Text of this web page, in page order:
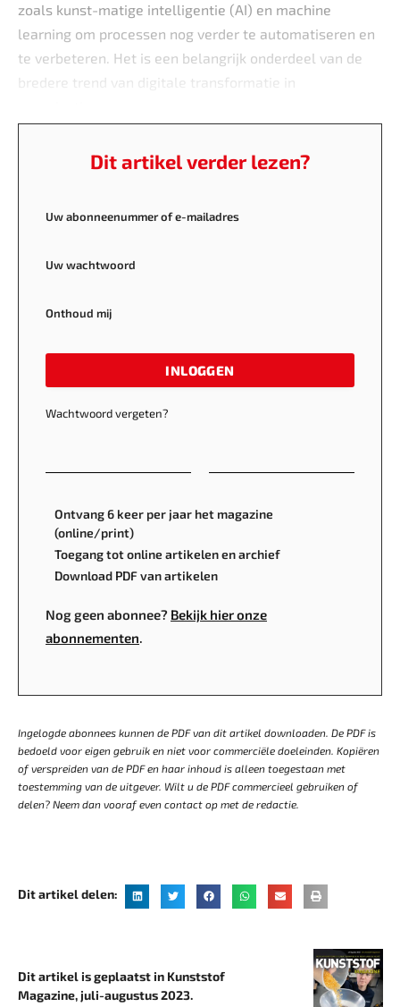
zoals kunst-matige intelligentie (AI) en machine
learning om processen nog verder te automatiseren en
te verbeteren. Het is een belangrijk onderdeel van de
bredere trend van digitale transformatie in
Dit artikel verder lezen?
Uw abonneenummer of e-mailadres
Uw wachtwoord
Onthoud mij
INLOGGEN
Wachtwoord vergeten?
Ontvang 6 keer per jaar het magazine
(online/print)
Toegang tot online artikelen en archief
Download PDF van artikelen
Nog geen abonnee? Bekijk hier onze
abonnementen
Ingelogde abonnees kunnen de PDF van dit artikel downloaden. De PDF is
bedoeld voor eigen gebruik en niet voor commerciële doeleinden. Kopiëren
of verspreiden van de PDF en haar inhoud is alleen toegestaan met
toestemming van de uitgever. Wilt u de PDF commercieel gebruiken of
delen? Neem dan vooraf even contact op met de redactie.
Dit artikel delen:
Dit artikel is geplaatst in Kunststof
Magazine, juli-augustus 2023.